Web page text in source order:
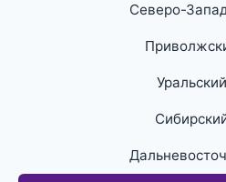
Северо-